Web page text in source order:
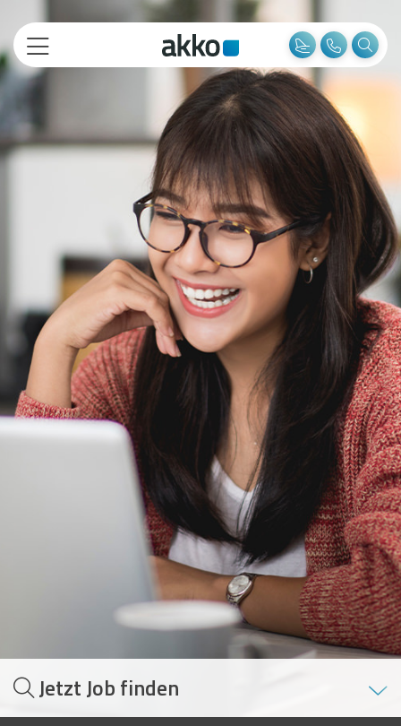
Jetzt Job finden